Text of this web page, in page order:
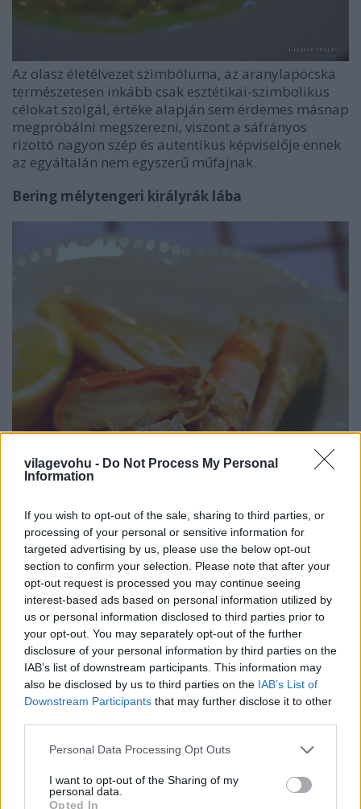
vilagevohu - Do Not Process My Personal
Information
If you wish to opt-out of the sale, sharing to third parties, or
processing of your personal or sensitive information for
targeted advertising by us, please use the below opt-out
section to confirm your selection. Please note that after your
opt-out request is processed you may continue seeing
interest-based ads based on personal information utilized by
us or personal information disclosed to third parties prior to
your opt-out. You may separately opt-out of the further
disclosure of your personal information by third parties on the
IAB’s list of downstream participants. This information may
also be disclosed by us to third parties on the IAB’s List of
Downstream Participants that may further disclose it to other
Please note that this website/app uses one or more Google
not limited to your visit or usage behaviour. You may click to
grant or deny consent to Google and its third-party tags to
Personal Data Processing Opt Outs
I want to opt-out of the Sharing of my
personal data.
Opted In
Az olasz életélvezet szimbóluma, az aranylapocska
természetesen inkább csak esztétikai-szimbolikus
célokat szolgál, értéke alapján sem érdemes másnap
megpróbálni megszerezni, viszont a sáfrányos
rizottó nagyon szép és autentikus képviselője ennek
az egyáltalán nem egyszerű műfajnak.
Bering mélytengeri királyrák lába
Nagyon zord körülmények közül érkezik ez a
hatalmas rák, igazából megváltás lehet neki, hogy
ilyen enyhe körülmények közé kerülhet, na meg